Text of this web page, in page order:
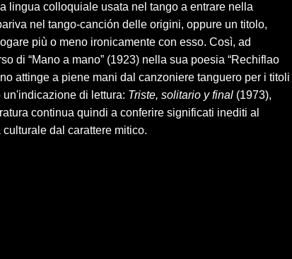
lingua colloquiale usata nel tango a entrare nella
nel tango-canción delle origini, oppure un titolo,
più o meno ironicamente con esso. Così, ad
di “Mano a mano” (1923) nella sua poesia “Rechiflao
attinge a piene mani dal canzoniere tanguero per i titoli
di lettura: Triste, solitario y final (1973),
continua quindi a conferire significati inediti al
dal carattere mitico.